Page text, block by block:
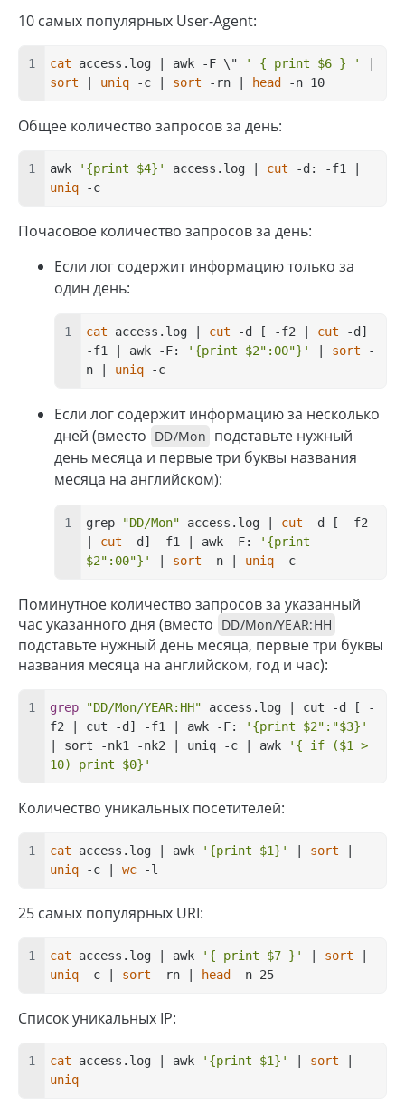
10 самых популярных User-Agent:
cat access.log | awk -F \" ' { print $6 } '
sort
uniq -c | sort -rn | head -n 10
Общее количество запросов за день:
awk '{print $4}' access.log | cut
uniq -c
Почасовое количество запросов за день:
Если лог содержит информацию только за
один день:
cat access.log | cut -d [ -f2 | cut -d]
-f1 | awk -F:
'{print $2":00"}' sort -
n | uniq -c
Если лог содержит информацию за несколько
дней (вместо DD/Mon подставьте нужный
день месяца и первые три буквы названия
месяца на английском):
grep "DD/Mon" access.log | cut -d [ -f2
cut -d] -f1 | awk -F:
'{print
$2":00"}'
sort -n | uniq -c
Поминутное количество запросов за указанный
час указанного дня (вместо DD/Mon/YEAR:HH
подставьте нужный день месяца, первые три буквы
названия месяца на английском, год и час):
grep "DD/Mon/YEAR:HH" access.log | cut -d [ -
f2 | cut -d] -f1 | awk -F:
'{print $2":"$3}'
| sort -nk1 -nk2 | uniq -c | awk
'{ if ($1
>
10) print $0}'
Количество уникальных посетителей:
cat access.log | awk '{print $1}' sort
uniq -c | wc -l
25 самых популярных URI:
cat access.log | awk '{ print $7 }' sort
uniq -c | sort -rn | head -n 25
Список уникальных IP:
cat access.log | awk '{print $1}' sort
uniq